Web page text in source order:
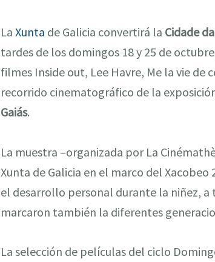
La Xunta de Galicia convertirá la Cidade
tardes de los domingos 18 y 25 de
filmes Inside out, Lee Havre, Me la vie
recorrido cinematográfico de la
Gaiás.
La muestra –organizada por La
Xunta de Galicia en el marco del
el desarrollo personal durante la niñez, a
marcaron también la diferentes
La selección de películas del ciclo